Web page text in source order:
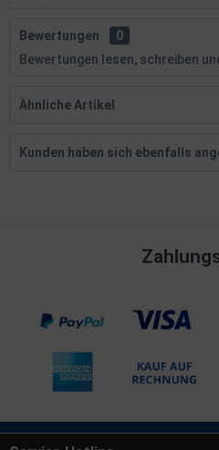
Bewertungen
0
Bewertungen lesen, schreiben
Ähnliche Artikel
Kunden haben sich ebenfalls